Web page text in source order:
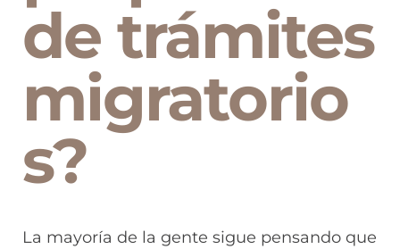
de trámites
migratorio
s?
La mayoría de la gente sigue pensando que